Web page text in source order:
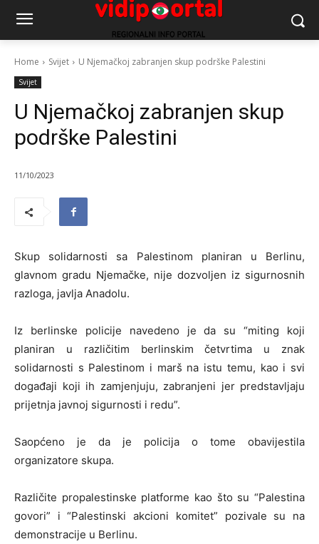
Home Svijet U Njemačkoj zabranjen skup podrške Palestini
Svijet
U Njemačkoj zabranjen skup
podrške Palestini
11/10/2023
Skup solidarnosti sa Palestinom planiran u Berlinu,
glavnom gradu Njemačke, nije dozvoljen iz sigurnosnih
razloga, javlja Anadolu.
Iz berlinske policije navedeno je da su “miting koji
planiran u različitim berlinskim četvrtima u znak
solidarnosti s Palestinom i marš na istu temu, kao i svi
događaji koji ih zamjenjuju, zabranjeni jer predstavljaju
prijetnja javnoj sigurnosti i redu”.
Saopćeno je da je policija o tome obavijestila
organizatore skupa.
Različite propalestinske platforme kao što su “Palestina
govori” i “Palestinski akcioni komitet” pozivale su na
demonstracije u Berlinu.